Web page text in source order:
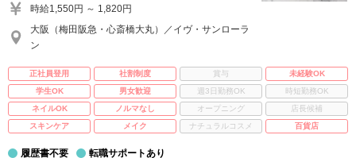
時給1,550円 ～ 1,820円
大阪（梅田阪急・心斎橋大丸）／イヴ・サンローラ
ン
正社員登用 社割制度 賞与
未経験OK
学生OK
男女歓迎 週3日勤務OK
時短勤務OK
ネイルOK
ノルマなし オープニング
店長候補
スキンケア
メイク ナチュラルコスメ 百貨店
履歴書不要 転職サポートあり